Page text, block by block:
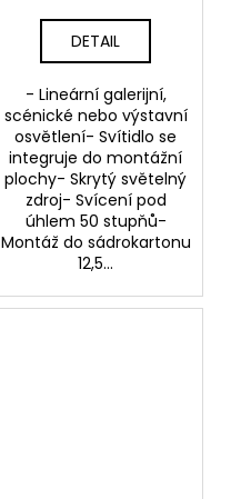
DETAIL
- Lineární galerijní,
scénické nebo výstavní
osvětlení- Svítidlo se
integruje do montážní
plochy- Skrytý světelný
zdroj- Svícení pod
úhlem 50 stupňů-
Montáž do sádrokartonu
12,5...